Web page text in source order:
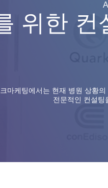
위한 컨
마케팅에서는 현재 병원 상황의
전문적인 컨설팅